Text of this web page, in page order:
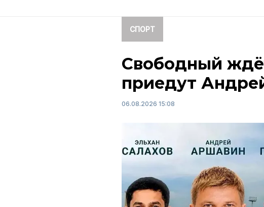
СПОРТ
Свободный
приедут
06.08.2026 15:08